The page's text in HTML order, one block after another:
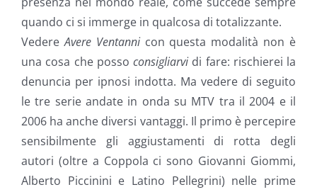
quando ci si immerge in qualcosa di totalizzante.
VedereAvere Ventannicon questa modalità non è
una cosa che posso consigliarvi di fare: rischierei la
denuncia per ipnosi indotta. Ma vedere di seguito
le tre serie andate in onda su MTV tra il 2004 e il
2006 ha anche diversi vantaggi. Il primo è percepire
sensibilmente gli aggiustamenti di rotta degli
autori (oltre a Coppola ci sono Giovanni Giommi,
Alberto Piccinini e Latino Pellegrini) nelle prime